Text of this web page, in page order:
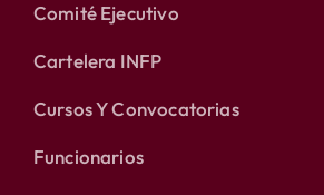
Comité Ejecutivo
Cartelera INFP
Cursos Y Convocatorias
Funcionarios